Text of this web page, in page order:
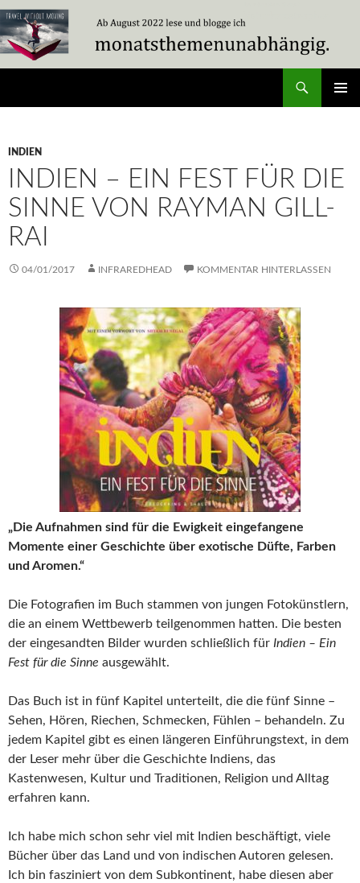
Zum
Inhalt
springen
INDIEN
INDIEN – EIN FEST FÜR DIE
SINNE VON RAYMAN GILL-
RAI
04/01/2017 INFRAREDHEAD KOMMENTAR HINTERLASSEN
„Die Aufnahmen sind für die Ewigkeit eingefangene
Momente einer Geschichte über exotische Düfte, Farben
und Aromen.“
Die Fotografien im Buch stammen von jungen Fotokünstlern,
die an einem Wettbewerb teilgenommen hatten. Die besten
der eingesandten Bilder wurden schließlich für Indien – Ein
Fest für die Sinne ausgewählt.
Das Buch ist in fünf Kapitel unterteilt, die die fünf Sinne –
Sehen, Hören, Riechen, Schmecken, Fühlen – behandeln. Zu
jedem Kapitel gibt es einen längeren Einführungstext, in dem
der Leser mehr über die Geschichte Indiens, das
Kastenwesen, Kultur und Traditionen, Religion und Alltag
erfahren kann.
Ich habe mich schon sehr viel mit Indien beschäftigt, viele
Bücher über das Land und von indischen Autoren gelesen.
Ich bin fasziniert von dem Subkontinent, habe diesen aber